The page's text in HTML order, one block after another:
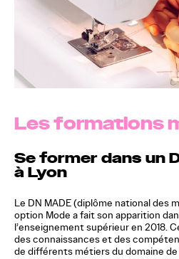
Les formations
Se former dans un
à Lyon
Le DN MADE (diplôme national des
option Mode a fait son apparition
l’enseignement supérieur en 2018.
des connaissances et des
de différents métiers du domaine de